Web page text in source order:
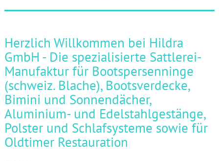
Herzlich Willkommen bei Hildra
GmbH - Die spezialisierte Sattlerei-
Manufaktur für Bootspersenninge
(schweiz. Blache), Bootsverdecke,
Bimini und Sonnendächer,
Aluminium- und Edelstahlgestänge,
Polster und Schlafsysteme sowie für
Oldtimer Restauration